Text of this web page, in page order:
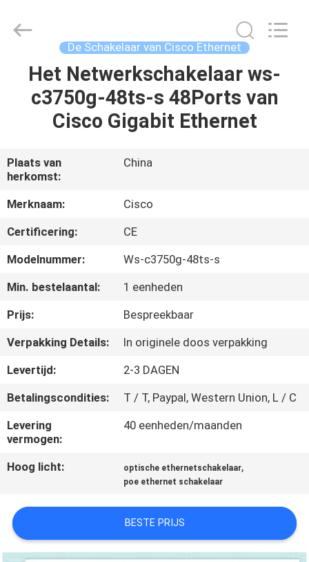
HUIS
PRODUCTEN
VIDEO'S
OVER
ONS
KWALITEITSCONTROLE
NEEM
MET
ONS
GEVALLEN
Ltd..
De Schakelaar van Cisco Ethernet
Het Netwerkschakelaar ws-
c3750g-48ts-s 48Ports van
Cisco Gigabit Ethernet
Plaats van
herkomst:
China
Merknaam:
Cisco
Certificering:
CE
Modelnummer:
Ws-c3750g-48ts-s
Min. bestelaantal:
1 eenheden
Prijs:
Bespreekbaar
Verpakking Details:
In originele doos verpakking
Levertijd:
2-3 DAGEN
Betalingscondities:
T / T, Paypal, Western Union, L / C
Levering
vermogen:
40 eenheden/maanden
Hoog licht: optische ethernetschakelaar,
poe ethernet schakelaar
BESTE PRIJS